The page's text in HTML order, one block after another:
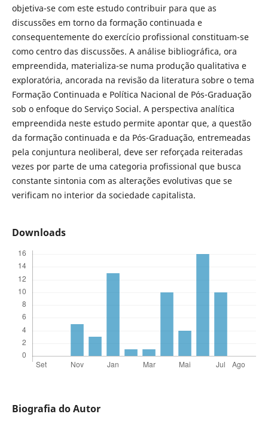
objetiva-se com este estudo contribuir para que as
discussões em torno da formação continuada e
consequentemente do exercício profissional constituam-se
como centro das discussões. A análise bibliográfica, ora
empreendida, materializa-se numa produção qualitativa e
exploratória, ancorada na revisão da literatura sobre o tema
Formação Continuada e Política Nacional de Pós-Graduação
sob o enfoque do Serviço Social. A perspectiva analítica
empreendida neste estudo permite apontar que, a questão
da formação continuada e da Pós-Graduação, entremeadas
pela conjuntura neoliberal, deve ser reforçada reiteradas
vezes por parte de uma categoria profissional que busca
constante sintonia com as alterações evolutivas que se
verificam no interior da sociedade capitalista.
Downloads
Biografia do Autor